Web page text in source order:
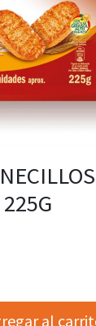
al